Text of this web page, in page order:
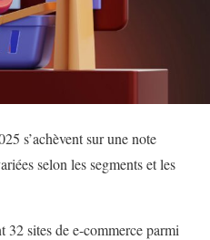
s’achèvent sur une note
selon les segments et les
sites de e-commerce parmi